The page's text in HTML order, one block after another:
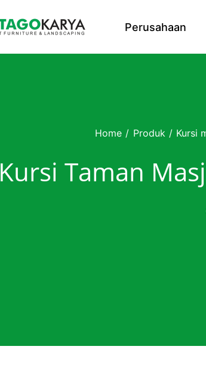
Perusahaan
Home / Produk / Kursi
Kursi Taman